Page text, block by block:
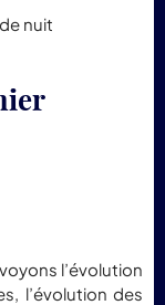
nuit
l’évolution
l’évolution des